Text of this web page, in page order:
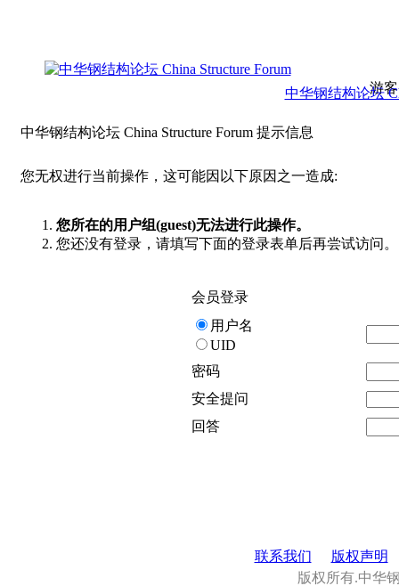
游
中华钢结构论坛
中华钢结构论坛 China Structure Forum 提示信息
您无权进行当前操作，这可能因以下原因之一造成:
您所在的用户组(guest)无法进行此操作。
您还没有登录，请填写下面的登录表单后再尝试访问。
会员登录
用户名
UID
密码
安全提问
回答
联系我们
版权声明
版权所有.中华